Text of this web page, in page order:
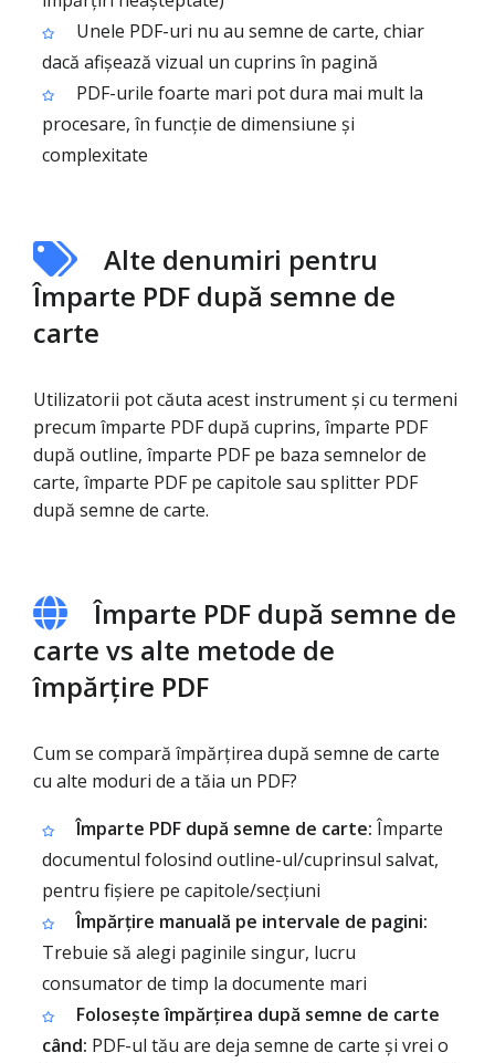
Unele PDF-uri nu au semne de carte, chiar
dacă afișează vizual un cuprins în pagină
PDF-urile foarte mari pot dura mai mult la
procesare, în funcție de dimensiune și
complexitate
Alte denumiri pentru
Împarte PDF după semne de
carte
Utilizatorii pot căuta acest instrument și cu termeni
precum împarte PDF după cuprins, împarte PDF
după outline, împarte PDF pe baza semnelor de
carte, împarte PDF pe capitole sau splitter PDF
după semne de carte.
Împarte PDF după semne de
carte vs alte metode de
împărțire PDF
Cum se compară împărțirea după semne de carte
cu alte moduri de a tăia un PDF?
Împarte PDF după semne de carte: Împarte
documentul folosind outline-ul/cuprinsul salvat,
pentru fișiere pe capitole/secțiuni
Împărțire manuală pe intervale de pagini:
Trebuie să alegi paginile singur, lucru
consumator de timp la documente mari
Folosește împărțirea după semne de carte
când: PDF-ul tău are deja semne de carte și vrei o